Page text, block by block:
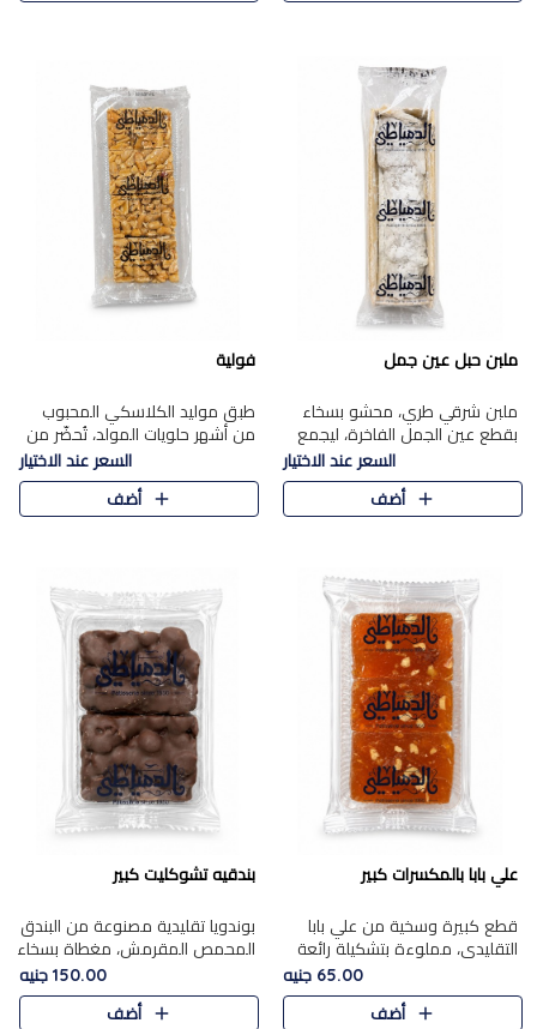
ملبن حبل عين جمل
ملبن شرقي طري، محشو بسخاء
بقطع عين الجمل الفاخرة، ليجمع
بين القوام الناعم وقرمشة الجوز
في مذاق شرقي أصيل.
السعر عند الاختيار
أضف
فولية
طبق موليد الكلاسكي المحبوب
من أشهر حلويات المولد، تُحضّر من
فول سوداني محمص بعناية
ومغلف بطبقة رقيقة من السكر
المكرمل، لتمنحك قرمشة أصيلة
السعر عند الاختيار
أضف
علي بابا بالمكسرات كبير
قطع كبيرة وسخية من علي بابا
التقليدي، مملوءة بتشكيلة رائعة
من المكسرات المحمصة المحمرة.
65.00 جنيه
أضف
بندقيه تشوكليت كبير
بوندويا تقليدية مصنوعة من البندق
المحمص المقرمش، مغطاة بسخاء
بشوكولاتة فاخرة غنية لتحقيق
التوازن المثالي بين قوام القرمشة
ونكهة الشوكولاتة ا..
150.00 جنيه
أضف